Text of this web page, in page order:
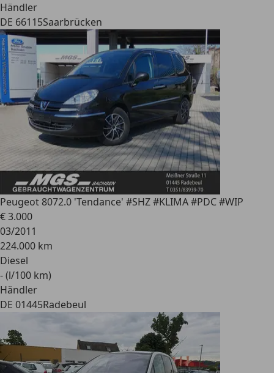
Händler
DE 66115Saarbrücken
Peugeot 8072.0 'Tendance' #SHZ #KLIMA #PDC #WIP
€ 3.000
03/2011
224.000 km
Diesel
- (l/100 km)
Händler
DE 01445Radebeul